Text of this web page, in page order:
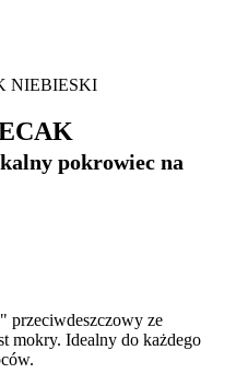
NIEBIESKI
pokrowiec na
przeciwdeszczowy ze
mokry. Idealny do każdego